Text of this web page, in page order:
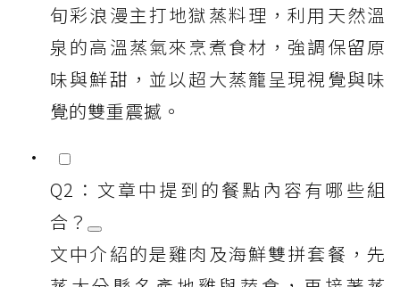
旬彩浪漫主打地獄蒸料理，利用天然溫
泉的高溫蒸氣來烹煮食材，強調保留原
味與鮮甜，並以超大蒸籠呈現視覺與味
覺的雙重震撼。
Q2：文章中提到的餐點內容有哪些組
合？
文中介紹的是雞肉及海鮮雙拼套餐，先